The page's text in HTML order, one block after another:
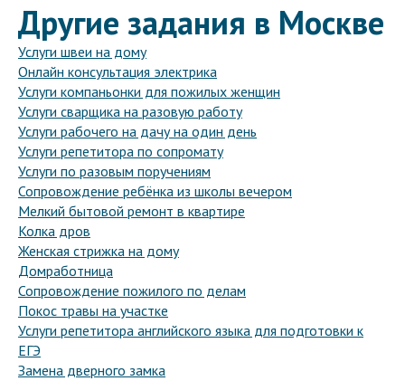
Другие задания в Москве
Услуги швеи на дому
Онлайн консультация электрика
Услуги компаньонки для пожилых женщин
Услуги сварщика на разовую работу
Услуги рабочего на дачу на один день
Услуги репетитора по сопромату
Услуги по разовым поручениям
Сопровождение ребёнка из школы вечером
Мелкий бытовой ремонт в квартире
Колка дров
Женская стрижка на дому
Домработница
Сопровождение пожилого по делам
Покос травы на участке
Услуги репетитора английского языка для подготовки к
ЕГЭ
Замена дверного замка